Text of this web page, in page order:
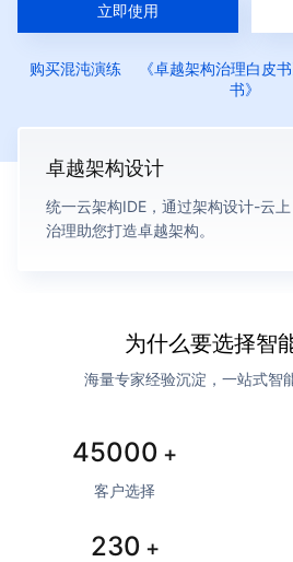
立即使用
购买混沌演练 《卓越架构治理白皮书
书》
卓越架构设计
统一云架构IDE，通过架构设计-云上
治理助您打造卓越架构。
为什么要选择智
海量专家经验沉淀，一站式智
45000 +
客户选择
230 +